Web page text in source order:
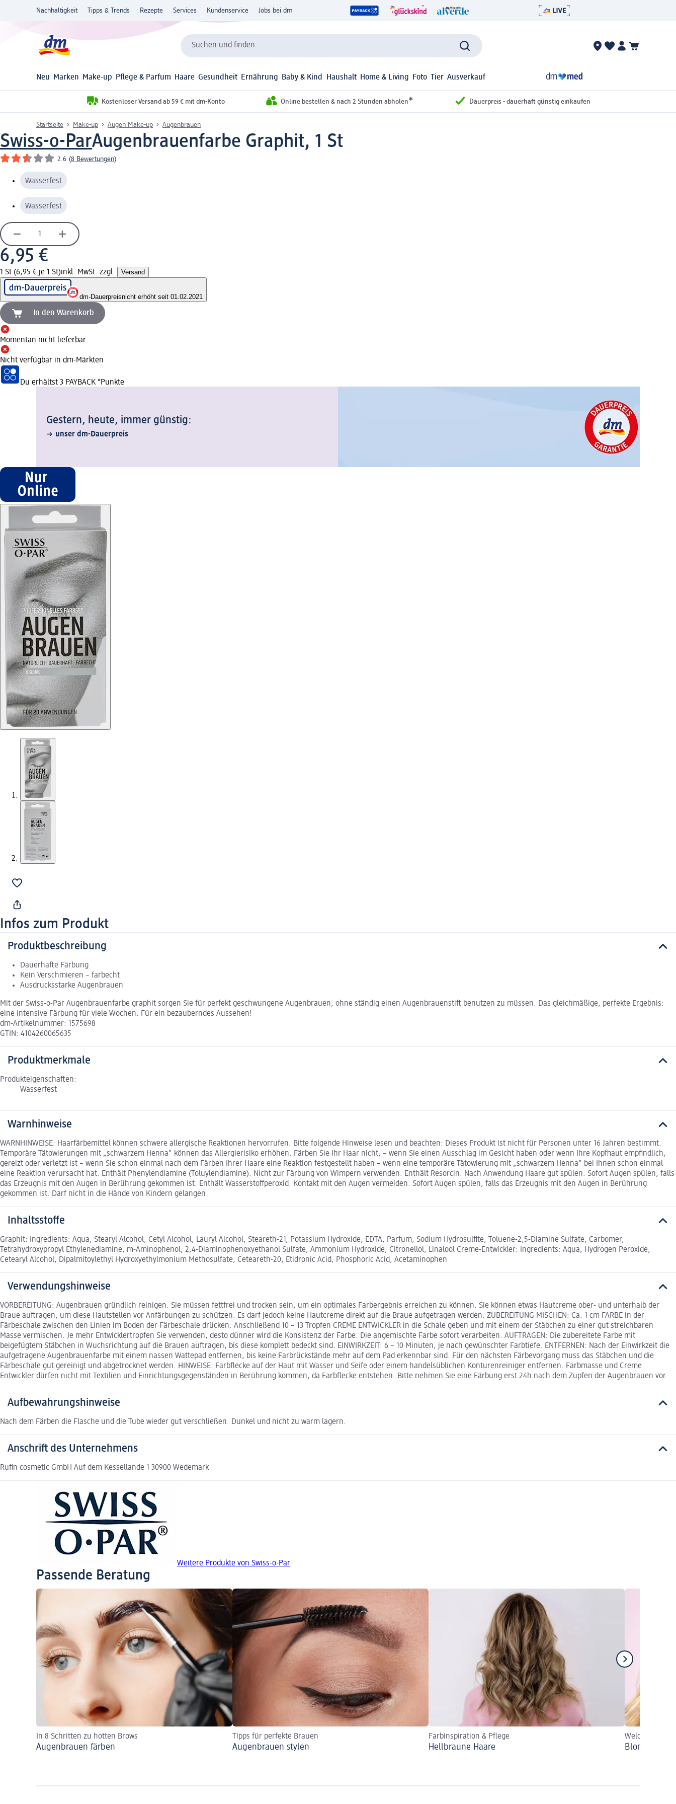
Nachhaltigkeit Tipps & Trends Rezepte Services Kundenservice Jobs bei dm
Suchen und finden
Neu Marken Make-up Pflege & Parfum Haare Gesundheit Ernährung Baby & Kind Haushalt Home & Living Foto Tier Ausverkauf
Kostenloser Versand ab 59 € mit dm-Konto Online bestellen & nach 2 Stunden abholen* Dauerpreis - dauerhaft günstig einkaufen
Startseite Make-up Augen Make-up Augenbrauen
Swiss-o-ParAugenbrauenfarbe Graphit, 1 St
2.6 (8 Bewertungen)
Wasserfest
Wasserfest
6,95 €
1 St (6,95 € je 1 St)inkl. MwSt. zzgl. Versand
dm-Dauerpreisnicht erhöht seit 01.02.2021
In den Warenkorb
Momentan nicht lieferbar
Nicht verfügbar in dm-Märkten
Du erhältst 3 PAYBACK °Punkte
Gestern, heute, immer günstig:
unser dm-Dauerpreis
Infos zum Produkt
Produktbeschreibung
Dauerhafte Färbung
Kein Verschmieren – farbecht
Ausdrucksstarke Augenbrauen
Mit der Swiss-o-Par Augenbrauenfarbe graphit sorgen Sie für perfekt geschwungene Augenbrauen, ohne ständig einen Augenbrauenstift benutzen zu müssen. Das gleichmäßige, perfekte Ergebnis:
eine intensive Färbung für viele Wochen. Für ein bezauberndes Aussehen!
dm-Artikelnummer: 1575698
GTIN: 4104260065635
Produktmerkmale
Produkteigenschaften:
Wasserfest
Warnhinweise
WARNHINWEISE: Haarfärbemittel können schwere allergische Reaktionen hervorrufen. Bitte folgende Hinweise lesen und beachten: Dieses Produkt ist nicht für Personen unter 16 Jahren bestimmt.
Temporäre Tätowierungen mit „schwarzem Henna“ können das Allergierisiko erhöhen. Färben Sie Ihr Haar nicht, – wenn Sie einen Ausschlag im Gesicht haben oder wenn Ihre Kopfhaut empfindlich,
gereizt oder verletzt ist – wenn Sie schon einmal nach dem Färben Ihrer Haare eine Reaktion festgestellt haben – wenn eine temporäre Tätowierung mit „schwarzem Henna“ bei Ihnen schon einmal
eine Reaktion verursacht hat. Enthält Phenylendiamine (Toluylendiamine). Nicht zur Färbung von Wimpern verwenden. Enthält Resorcin. Nach Anwendung Haare gut spülen. Sofort Augen spülen, falls
das Erzeugnis mit den Augen in Berührung gekommen ist. Enthält Wasserstoffperoxid. Kontakt mit den Augen vermeiden. Sofort Augen spülen, falls das Erzeugnis mit den Augen in Berührung
gekommen ist. Darf nicht in die Hände von Kindern gelangen.
Inhaltsstoffe
Graphit: Ingredients: Aqua, Stearyl Alcohol, Cetyl Alcohol, Lauryl Alcohol, Steareth-21, Potassium Hydroxide, EDTA, Parfum, Sodium Hydrosulfite, Toluene-2,5-Diamine Sulfate, Carbomer,
Tetrahydroxypropyl Ethylenediamine, m-Aminophenol, 2,4-Diaminophenoxyethanol Sulfate, Ammonium Hydroxide, Citronellol, Linalool Creme-Entwickler: Ingredients: Aqua, Hydrogen Peroxide,
Cetearyl Alcohol, Dipalmitoylethyl Hydroxyethylmonium Methosulfate, Ceteareth-20, Etidronic Acid, Phosphoric Acid, Acetaminophen
Verwendungshinweise
VORBEREITUNG: Augenbrauen gründlich reinigen. Sie müssen fettfrei und trocken sein, um ein optimales Farbergebnis erreichen zu können. Sie können etwas Hautcreme ober- und unterhalb der
Braue auftragen, um diese Hautstellen vor Anfärbungen zu schützen. Es darf jedoch keine Hautcreme direkt auf die Braue aufgetragen werden. ZUBEREITUNG MISCHEN: Ca. 1 cm FARBE in der
Färbeschale zwischen den Linien im Boden der Färbeschale drücken. Anschließend 10 – 13 Tropfen CREME ENTWICKLER in die Schale geben und mit einem der Stäbchen zu einer gut streichbaren
Masse vermischen. Je mehr Entwicklertropfen Sie verwenden, desto dünner wird die Konsistenz der Farbe. Die angemischte Farbe sofort verarbeiten. AUFTRAGEN: Die zubereitete Farbe mit
beigefügtem Stäbchen in Wuchsrichtung auf die Brauen auftragen, bis diese komplett bedeckt sind. EINWIRKZEIT: 6 – 10 Minuten, je nach gewünschter Farbtiefe. ENTFERNEN: Nach der Einwirkzeit die
aufgetragene Augenbrauenfarbe mit einem nassen Wattepad entfernen, bis keine Farbrückstände mehr auf dem Pad erkennbar sind. Für den nächsten Färbevorgang muss das Stäbchen und die
Färbeschale gut gereinigt und abgetrocknet werden. HINWEISE: Farbflecke auf der Haut mit Wasser und Seife oder einem handelsüblichen Konturenreiniger entfernen. Farbmasse und Creme
Entwickler dürfen nicht mit Textilien und Einrichtungsgegenständen in Berührung kommen, da Farbflecke entstehen. Bitte nehmen Sie eine Färbung erst 24h nach dem Zupfen der Augenbrauen vor.
Aufbewahrungshinweise
Nach dem Färben die Flasche und die Tube wieder gut verschließen. Dunkel und nicht zu warm lagern.
Anschrift des Unternehmens
Rufin cosmetic GmbH Auf dem Kessellande 1 30900 Wedemark
Weitere Produkte von Swiss-o-Par
Passende Beratung
In 8 Schritten zu hotten Brows
Augenbrauen färben
Tipps für perfekte Brauen
Augenbrauen stylen
Farbinspiration & Pflege
Hellbraune Haare
Welche
Blonde